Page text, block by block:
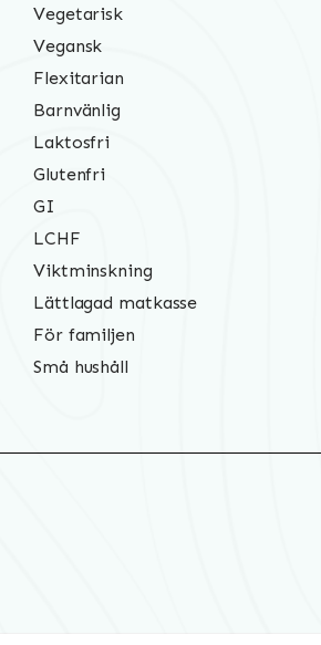
Vegetarisk
Vegansk
Flexitarian
Barnvänlig
Laktosfri
Glutenfri
GI
LCHF
Viktminskning
Lättlagad matkasse
För familjen
Små hushåll